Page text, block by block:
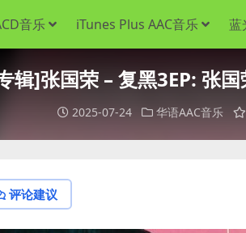
音乐 iTunes Plus AAC音乐 蓝
辑]张国荣 – 复黑3EP: 张
2025-07-24 华语AAC音乐
评论建议